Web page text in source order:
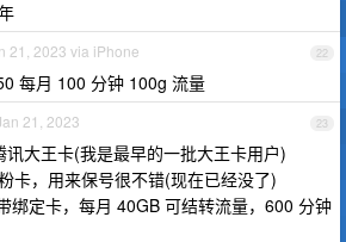
22
21, 2023 via iPhone
每月 100 分钟 100g 流量
23
21, 2023
大王卡(我是最早的一批大王卡用户)
卡，用来保号很不错(现在已经没了)
绑定卡，每月 40GB 可结转流量，600 分钟